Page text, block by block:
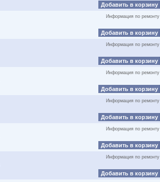
Добавить в корзину
Информация по ремонту
Добавить в корзину
Информация по ремонту
Добавить в корзину
Информация по ремонту
Добавить в корзину
Информация по ремонту
Добавить в корзину
Информация по ремонту
Добавить в корзину
Информация по ремонту
Добавить в корзину